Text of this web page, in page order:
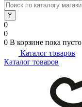
0
0
0 В корзине пока пусто
Каталог товаров
Каталог товаров